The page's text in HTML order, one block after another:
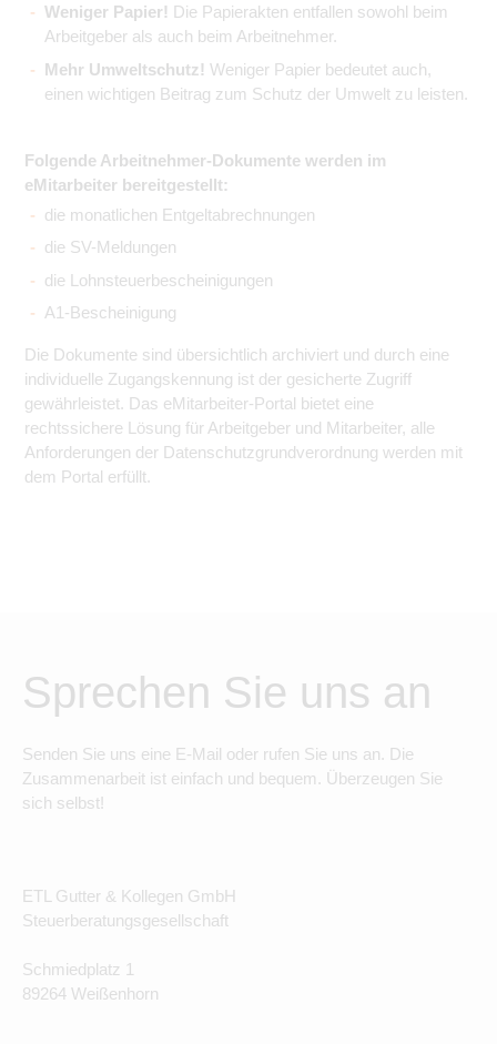
Weniger Papier! Die Papierakten entfallen sowohl beim
Arbeitgeber als auch beim Arbeitnehmer.
Mehr Umweltschutz! Weniger Papier bedeutet auch,
einen wichtigen Beitrag zum Schutz der Umwelt zu leisten.
Folgende Arbeitnehmer-Dokumente werden im
eMitarbeiter bereitgestellt:
die monatlichen Entgeltabrechnungen
die SV-Meldungen
die Lohnsteuerbescheinigungen
A1-Bescheinigung
Die Dokumente sind übersichtlich archiviert und durch eine
individuelle Zugangskennung ist der gesicherte Zugriff
gewährleistet. Das eMitarbeiter-Portal bietet eine
rechtssichere Lösung für Arbeitgeber und Mitarbeiter, alle
Anforderungen der Datenschutzgrundverordnung werden mit
dem Portal erfüllt.
Sprechen Sie uns an
Senden Sie uns eine E-Mail oder rufen Sie uns an. Die
Zusammenarbeit ist einfach und bequem. Überzeugen Sie
sich selbst!
ETL Gutter & Kollegen GmbH
Steuerberatungsgesellschaft
Schmiedplatz 1
89264 Weißenhorn